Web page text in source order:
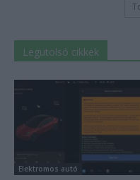
Legutolsó cikkek
Elektromos autó